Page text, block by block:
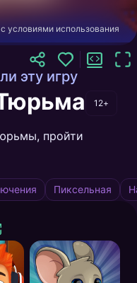
с условиями использования
эту игру
12+
пройти
Пиксельная